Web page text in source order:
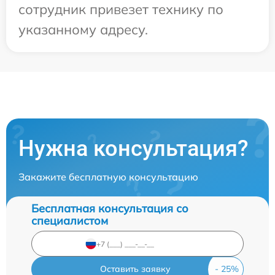
сотрудник привезет технику по
указанному адресу.
Нужна консультация?
Закажите бесплатную консультацию
Бесплатная консультация со
специалистом
Оставить заявку